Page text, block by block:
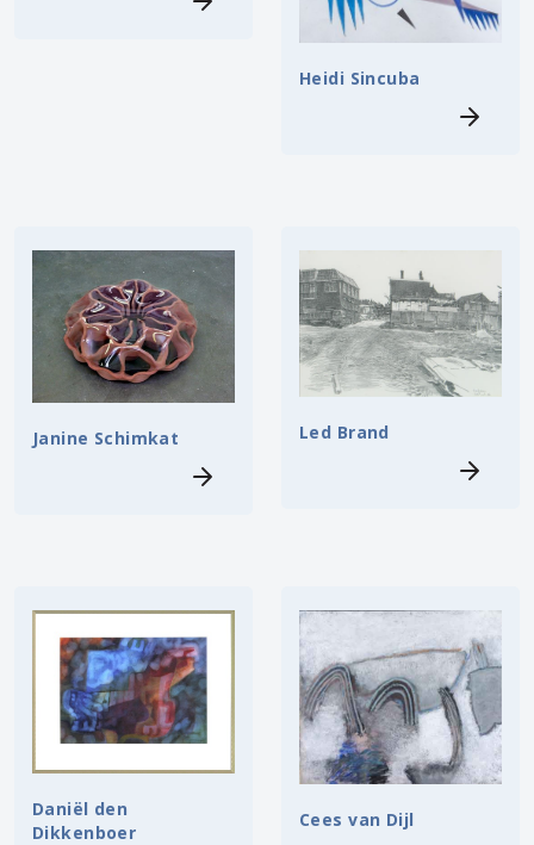
Heidi Sincuba
Janine Schimkat Led Brand
Daniël den
Dikkenboer
Cees van Dijl